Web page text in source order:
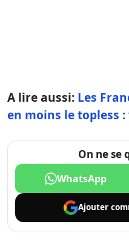
A lire aussi: Les
en moins le topless
On ne se
WhatsApp
Ajouter